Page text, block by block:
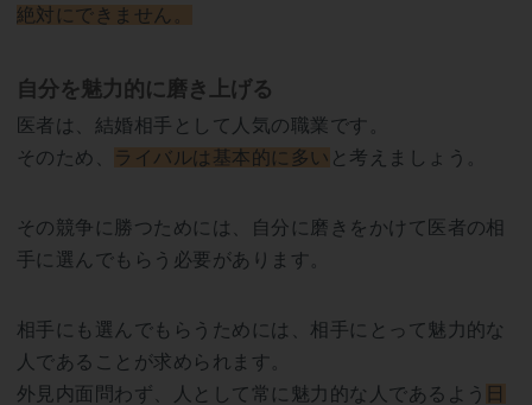
絶対にできません。
自分を魅力的に磨き上げる
医者は、結婚相手として人気の職業です。
そのため、 ライバルは基本的に多い と考えましょう。
その競争に勝つためには、自分に磨きをかけて医者の相
手に選んでもらう必要があります。
相手にも選んでもらうためには、相手にとって魅力的な
人であることが求められます。
外見内面問わず、人として常に魅力的な人であるよう 日